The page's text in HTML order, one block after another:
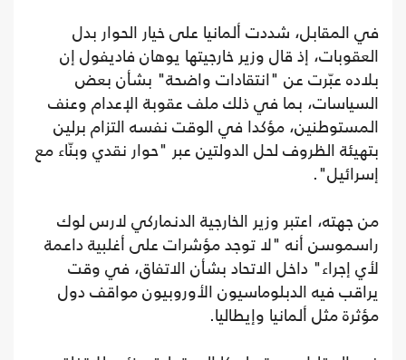
في المقابل، شددت ألمانيا على خيار الحوار بدل
العقوبات، إذ قال وزير خارجيتها يوهان فاديفول إن
بلاده عبّرت عن "انتقادات واضحة" بشأن بعض
السياسات، بما في ذلك ملف عقوبة الإعدام وعنف
المستوطنين، مؤكدا في الوقت نفسه التزام برلين
بتهيئة الظروف لحل الدولتين عبر "حوار نقدي وبنّاء مع
إسرائيل".
من جهته، اعتبر وزير الخارجية الدنماركي لارس لوك
راسموسن أنه "لا توجد مؤشرات على أغلبية داعمة
لأي إجراء" داخل الاتحاد بشأن الاتفاق، في وقت
يراقب فيه الدبلوماسيون الأوروبيون مواقف دول
مؤثرة مثل ألمانيا وإيطاليا.